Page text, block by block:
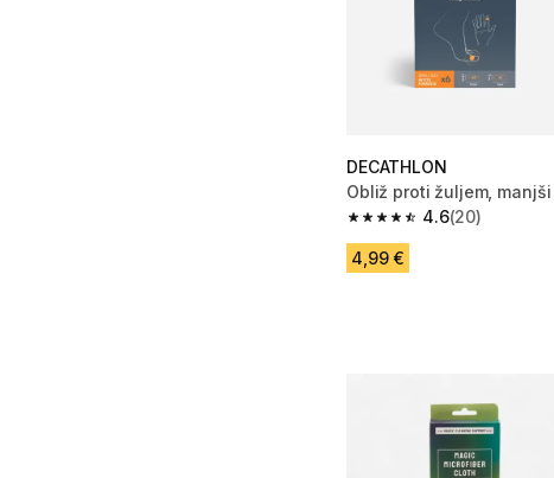
DECATHLON
Obliž proti žuljem,
4.6
4.6 od 5 zvezdic from 20
(20)
4,99 €